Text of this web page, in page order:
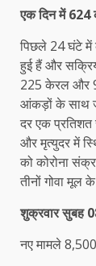
एक दिन में 624
पिछले 24 घंटे में
हुई हैं और
225 केरल और
आंकड़ों के साथ
दर एक प्रतिशत
और मृत्युदर में
को कोरोना
तीनों गोवा मूल
शुक्रवार सुबह
नए मामले 8,500